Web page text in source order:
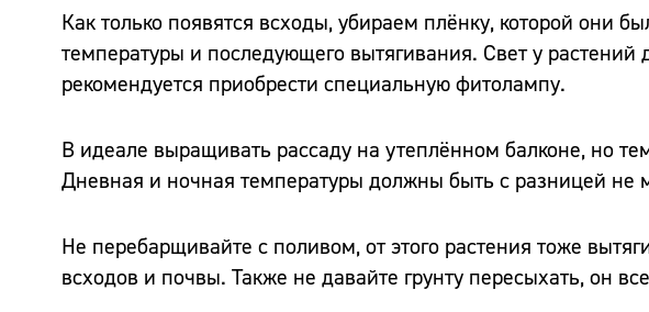
Как только появятся всходы, убираем плёнку, которой они
температуры и последующего вытягивания. Свет у
рекомендуется приобрести специальную фитолампу.
В идеале выращивать рассаду на утеплённом балконе, но
Дневная и ночная температуры должны быть с разницей не
Не перебарщивайте с поливом, от этого растения тоже
всходов и почвы. Также не давайте грунту пересыхать, он